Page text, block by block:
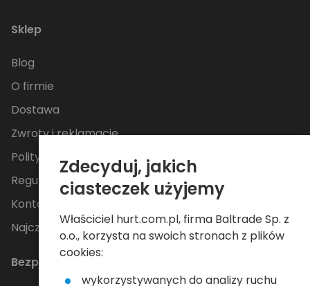
Sklep
Blog
O firmie
Dostawa
Zwroty i reklamacje
Polityka Prywatności
Regulamin
Kontakt
Najczęściej zadawane pytania
Bezpieczne płatności
Zdecyduj, jakich
ciasteczek użyjemy
Właściciel hurt.com.pl, firma Baltrade Sp. z
o.o., korzysta na swoich stronach z plików
cookies:
wykorzystywanych do analizy ruchu